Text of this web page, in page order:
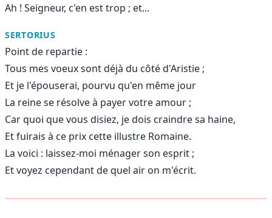
Ah ! Seigneur, c'en est trop ; et...
SERTORIUS
Point de repartie :
Tous mes voeux sont déjà du côté d'Aristie ;
Et je l'épouserai, pourvu qu'en même jour
La reine se résolve à payer votre amour ;
Car quoi que vous disiez, je dois craindre sa haine,
Et fuirais à ce prix cette illustre Romaine.
La voici : laissez-moi ménager son esprit ;
Et voyez cependant de quel air on m'écrit.